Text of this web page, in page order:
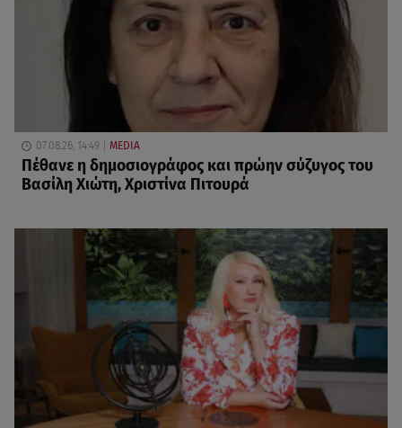
07.08.26, 14:49 MEDIA
Πέθανε η δημοσιογράφος και πρώην σύζυγος του
Βασίλη Χιώτη, Χριστίνα Πιτουρά